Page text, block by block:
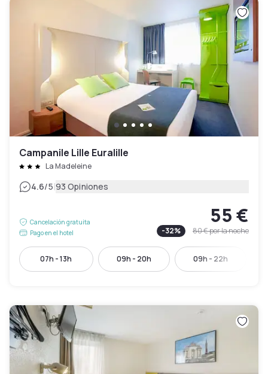
Campanile Lille Euralille
La Madeleine
4.6/5|93 Opiniones
Cancelación gratuita
Pago en el hotel
55 €
-32% 80 €por la noche
07h - 13h 09h - 20h 09h - 22h